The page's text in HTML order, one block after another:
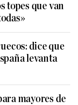
topes que van
dice que
levanta
mayores de